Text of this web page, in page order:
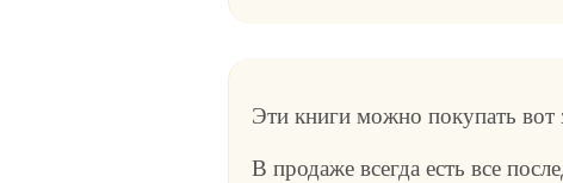
Эти книги можно покупать вот
В продаже всегда есть все